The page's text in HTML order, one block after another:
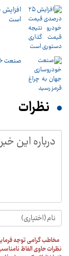
است
صنعت
نظرات
مخاطب گرامی توجه
نظرات حاوی الفاظ